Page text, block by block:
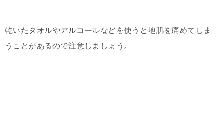
乾いたタオルやアルコールなどを使うと地肌を痛めてしま
うことがあるので注意しましょう。